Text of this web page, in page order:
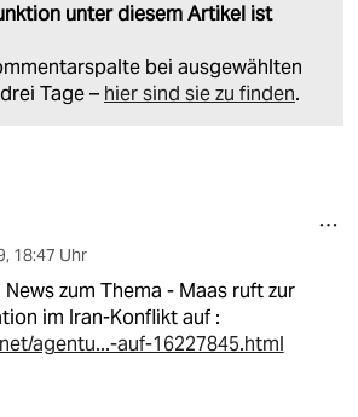
unter diesem Artikel ist
bei ausgewählten
Tage – hier sind sie zu finden.
, 18:47 Uhr
zum Thema - Maas ruft zur
im Iran-Konflikt auf :
agentu...-auf-16227845.html